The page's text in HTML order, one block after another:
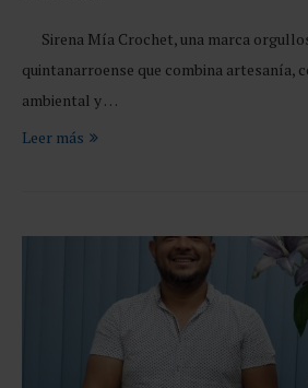
Sirena Mía Crochet, una marca
quintanarroense que combina artesanía,
ambiental y …
Leer más